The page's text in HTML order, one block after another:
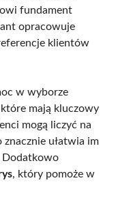
fundament
opracowuje
klientów
w wyborze
które mają kluczowy
mogą liczyć na
ułatwia im
Dodatkowo
, który pomoże w